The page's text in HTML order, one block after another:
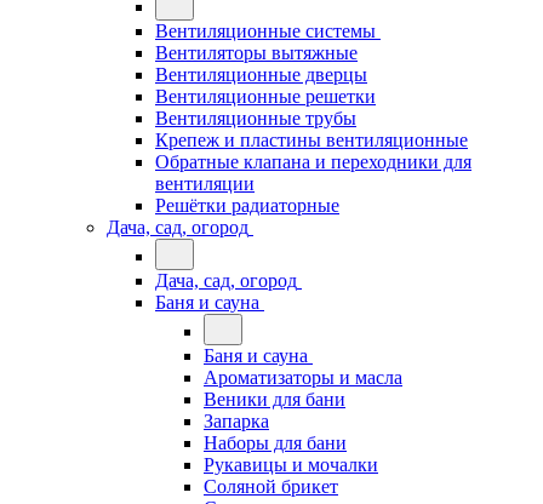
Вентиляционные системы
Вентиляторы вытяжные
Вентиляционные дверцы
Вентиляционные решетки
Вентиляционные трубы
Крепеж и пластины вентиляционные
Обратные клапана и переходники для
вентиляции
Решётки радиаторные
Дача, сад, огород
Дача, сад, огород
Баня и сауна
Баня и сауна
Ароматизаторы и масла
Веники для бани
Запарка
Наборы для бани
Рукавицы и мочалки
Соляной брикет